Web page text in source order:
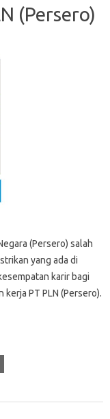
(Persero)
(Persero) salah
yang ada di
karir bagi
PT PLN (Persero).